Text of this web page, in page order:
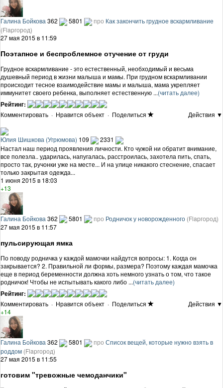
Галина Бойкова 362 5801 про Как закончить грудное вскармливание
(Flapгород)
27 мая 2015 в 11:59
Поэтапное и беспроблемное отучение от груди
Грудное вскармливание - это естественный, необходимый и весьма
душевный период в жизни малыша и мамы. При грудном вскармливании
происходит тесное взаимодействие мамы и малыша, мама укрепляет
иммунитет своего ребенка, выполняет естественную ...(читать далее)
Рейтинг:
Комментировать · Нравится объект · Поделиться Действия ▼
Юлия Шишкова (Угрюмова) 109
2331
Настал наш период проявления личности. Кто чужой ни обратит внимание,
все полезла.. ударилась, напугалась, расстроилась, захотела пить, спать,
просто так, ручонки уже на месте... И на улице никакого стеснение, спасает
только закрытая одежда...
1 июня 2015 в 18:03
+13
Галина Бойкова 362 5801 про Родничок у новорожденного (Flapгород)
27 мая 2015 в 11:57
пульсирующая ямка
По поводу родничка у каждой мамочки найдутся вопросы: 1. Когда он
закрывается? 2. Правильной ли формы, размера? Поэтому каждая мамочка
еще в период беременности должна хоть немного узнать о том, что такое
родничок! Чтобы не испытывать какого либо ...(читать далее)
Рейтинг:
Комментировать · Нравится объект · Поделиться
Действия ▼
+14
Галина Бойкова 362 5801 про Список вещей, которые нужно взять в
роддом (Flapгород)
27 мая 2015 в 11:55
готовим "тревожные чемоданчики"